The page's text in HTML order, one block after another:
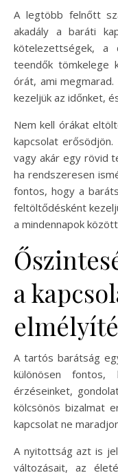
A legtöbb felnőtt
akadály a baráti
kötelezettségek, a
teendők tömkelege
órát, ami
kezeljük az időnket,
Nem kell órákat
kapcsolat
vagy akár egy rövid
ha rendszeresen
fontos, hogy a
feltöltődésként
a mindennapok
a
A tartós barátság
különösen
érzéseinket,
kölcsönös bizalmat
kapcsolat ne
A nyitottság azt is
változásait, az